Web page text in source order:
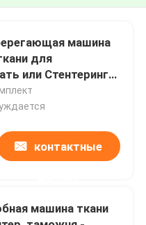
машина
для
или Стентеринг
контактные
машина ткани